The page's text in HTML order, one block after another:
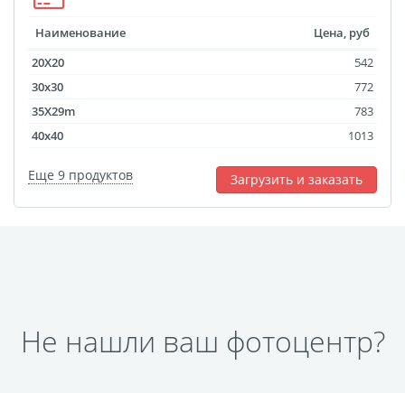
Наименование
Цена, руб
20X20
542
30x30
772
35X29m
783
40x40
1013
Еще 9 продуктов Загрузить и заказать
Не нашли ваш фотоцентр?